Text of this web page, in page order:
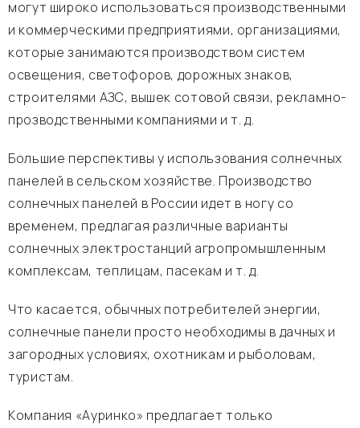
могут широко использоваться производственными
и коммерческими предприятиями, организациями,
которые занимаются производством систем
освещения, светофоров, дорожных знаков,
строителями АЗС, вышек сотовой связи, рекламно-
прозводственными компаниями и т. д.
Большие перспективы у использования солнечных
панелей в сельском хозяйстве. Производство
солнечных панелей в России идет в ногу со
временем, предлагая различные варианты
солнечных электростанций агропромышленным
комплексам, теплицам, пасекам и т. д.
Что касается, обычных потребителей энергии,
солнечные панели просто необходимы в дачных и
загородных условиях, охотникам и рыболовам,
туристам.
Компания «Ауринко» предлагает только